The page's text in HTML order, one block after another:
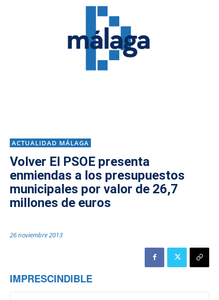
ACTUALIDAD MÁLAGA
Volver El PSOE presenta
enmiendas a los presupuestos
municipales por valor de 26,7
millones de euros
26 noviembre 2013
IMPRESCINDIBLE